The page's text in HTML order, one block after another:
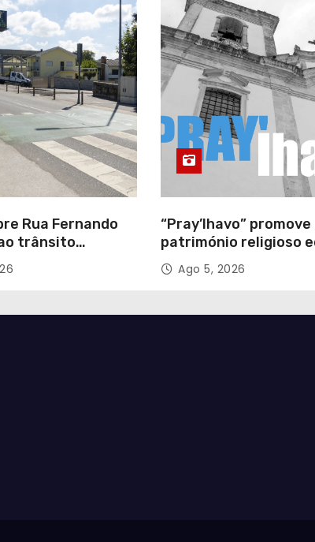
Rua Fernando
trânsito
“Pray’lhavo” promove
património religioso
do Arciprestado
Ago 5, 2026